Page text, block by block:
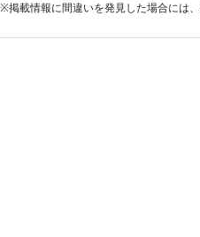
※掲載情報に間違いを発見した場合には、